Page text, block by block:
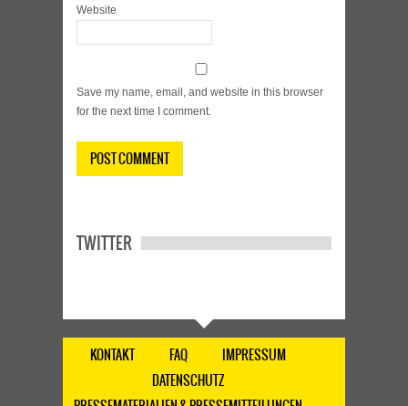
Website
Save my name, email, and website in this browser
for the next time I comment.
TWITTER
KONTAKT FAQ
IMPRESSUM
DATENSCHUTZ